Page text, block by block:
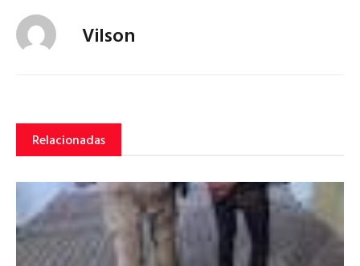
Vilson
Relacionadas